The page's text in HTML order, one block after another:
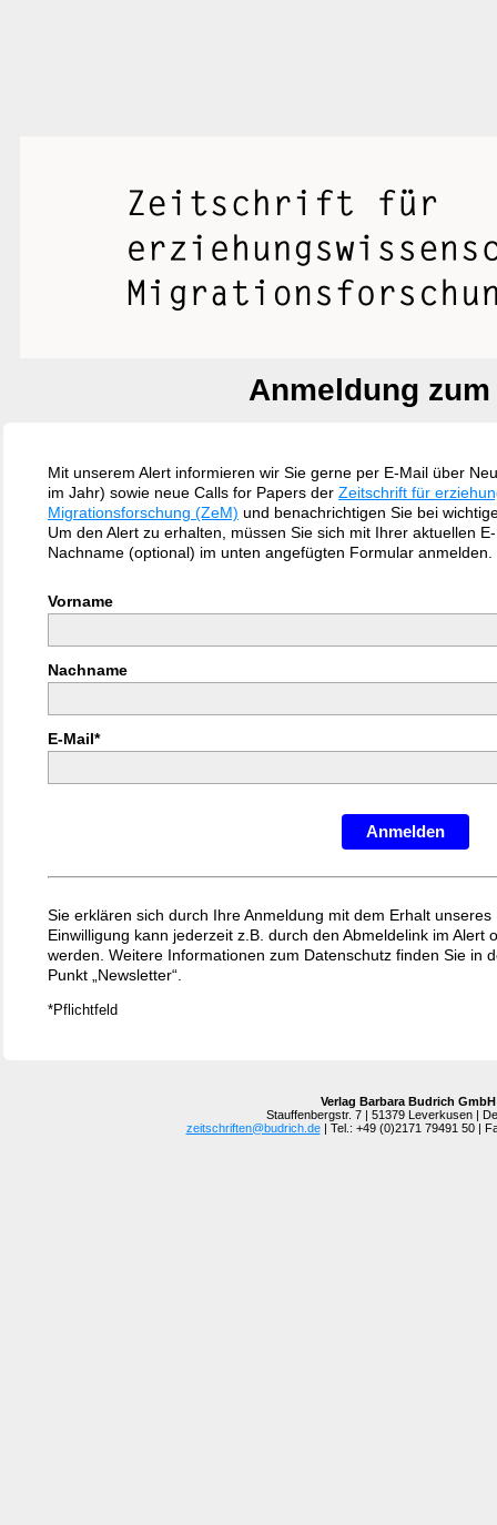
Anmeldung
Mit unserem Alert informieren wir Sie gerne per E-Mail über
im Jahr) sowie neue Calls for Papers der Zeitschrift für
Migrationsforschung (ZeM) und benachrichtigen Sie bei
Um den Alert zu erhalten, müssen Sie sich mit Ihrer aktuellen
Nachname (optional) im unten angefügten Formular anmelden.
Vorname
Nachname
E-Mail*
Anmelden
Sie erklären sich durch Ihre Anmeldung mit dem Erhalt
Einwilligung kann jederzeit z.B. durch den Abmeldelink im Alert
werden. Weitere Informationen zum Datenschutz finden Sie in
Punkt „Newsletter“.
*Pflichtfeld
Verlag Barbara Budrich GmbH
Stauffenbergstr. 7 | 51379 Leverkusen |
zeitschriften@budrich.de| Tel.: +49 (0)2171 79491 50 |